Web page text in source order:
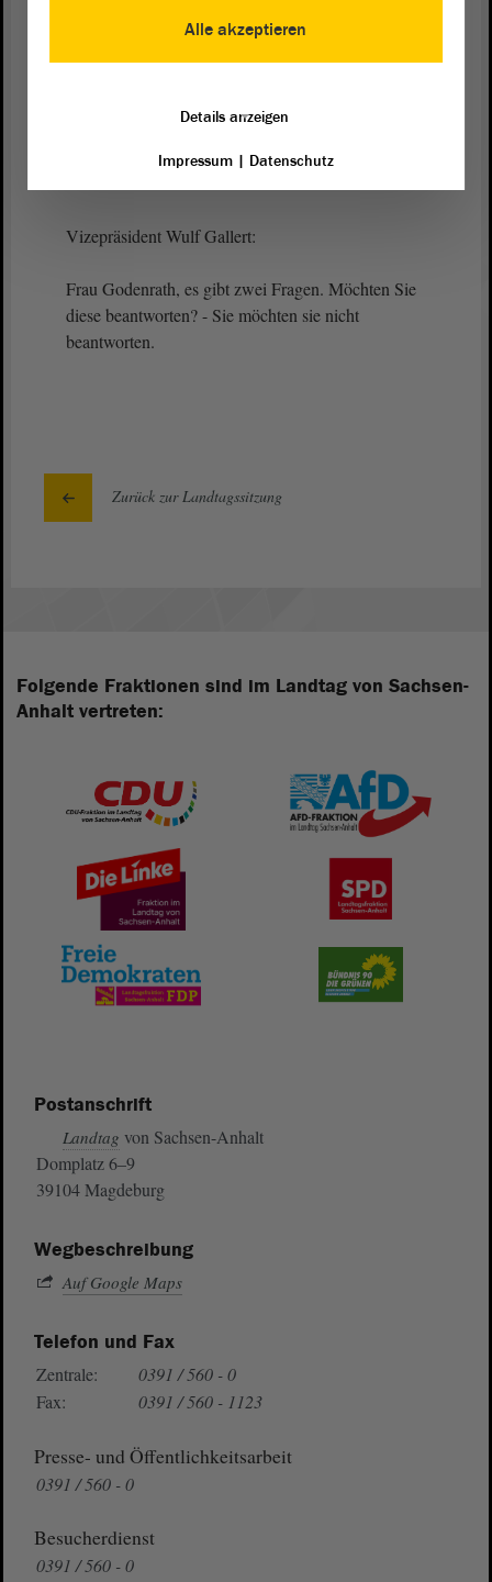
Die Frau Ministerin hat ausgeführt, wie das geht.
unser Alternativantrag ab. Wir bitten um
Zustimmung. - Vielen Dank.
Vizepräsident Wulf Gallert:
Frau Godenrath, es gibt zwei Fragen. Möchten Sie
diese beantworten? - Sie möchten sie nicht
beantworten.
Zurück zur Landtagssitzung
Folgende Fraktionen sind im Landtag von Sachsen-
Anhalt vertreten:
Postanschrift
Landtag von Sachsen-Anhalt
Domplatz 6–9
39104 Magdeburg
Wegbeschreibung
Auf Google Maps
Telefon und Fax
Zentrale:
0391 / 560 - 0
Fax:
0391 / 560 - 1123
Presse- und Öffentlichkeitsarbeit
0391 / 560 - 0
Besucherdienst
0391 / 560 - 0
Alle akzeptieren
Details anzeigen
Impressum| Datenschutz